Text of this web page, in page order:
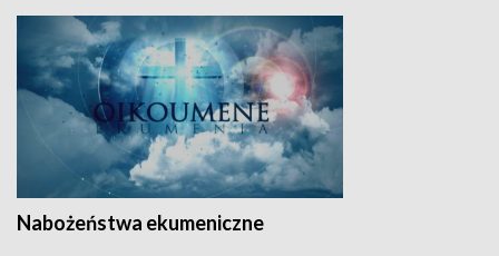
Nabożeństwa ekumeniczne